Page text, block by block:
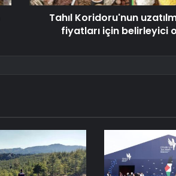
Tahıl Koridoru'nun
fiyatları için belirleyici